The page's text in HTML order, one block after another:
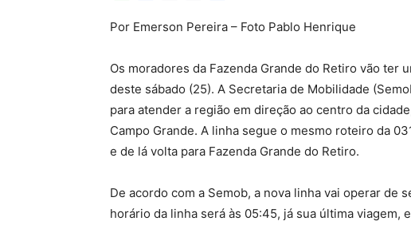
Por Emerson Pereira – Foto Pablo Henrique
Os moradores da Fazenda Grande do Retiro vão ter
deste sábado (25). A Secretaria de Mobilidade
para atender a região em direção ao centro da
Campo Grande. A linha segue o mesmo roteiro da
e de lá volta para Fazenda Grande do Retiro.
De acordo com a Semob, a nova linha vai operar de
horário da linha será às 05:45, já sua última viagem,